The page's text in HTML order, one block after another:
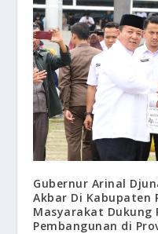
Gubernur Arinal
Akbar Di Kabupaten
Masyarakat Dukung
Pembangunan di